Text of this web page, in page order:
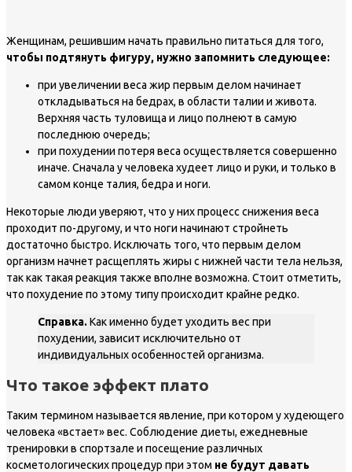
Женщинам, решившим начать правильно питаться для того,
чтобы подтянуть фигуру, нужно запомнить следующее:
при увеличении веса жир первым делом начинает
откладываться на бедрах, в области талии и живота.
Верхняя часть туловища и лицо полнеют в самую
последнюю очередь;
при похудении потеря веса осуществляется совершенно
иначе. Сначала у человека худеет лицо и руки, и только в
самом конце талия, бедра и ноги.
Некоторые люди уверяют, что у них процесс снижения веса
проходит по-другому, и что ноги начинают стройнеть
достаточно быстро. Исключать того, что первым делом
организм начнет расщеплять жиры с нижней части тела нельзя,
так как такая реакция также вполне возможна. Стоит отметить,
что похудение по этому типу происходит крайне редко.
Справка. Как именно будет уходить вес при
похудении, зависит исключительно от
индивидуальных особенностей организма.
Что такое эффект плато
Таким термином называется явление, при котором у худеющего
человека «встает» вес. Соблюдение диеты, ежедневные
тренировки в спортзале и посещение различных
косметологических процедур при этом не будут давать